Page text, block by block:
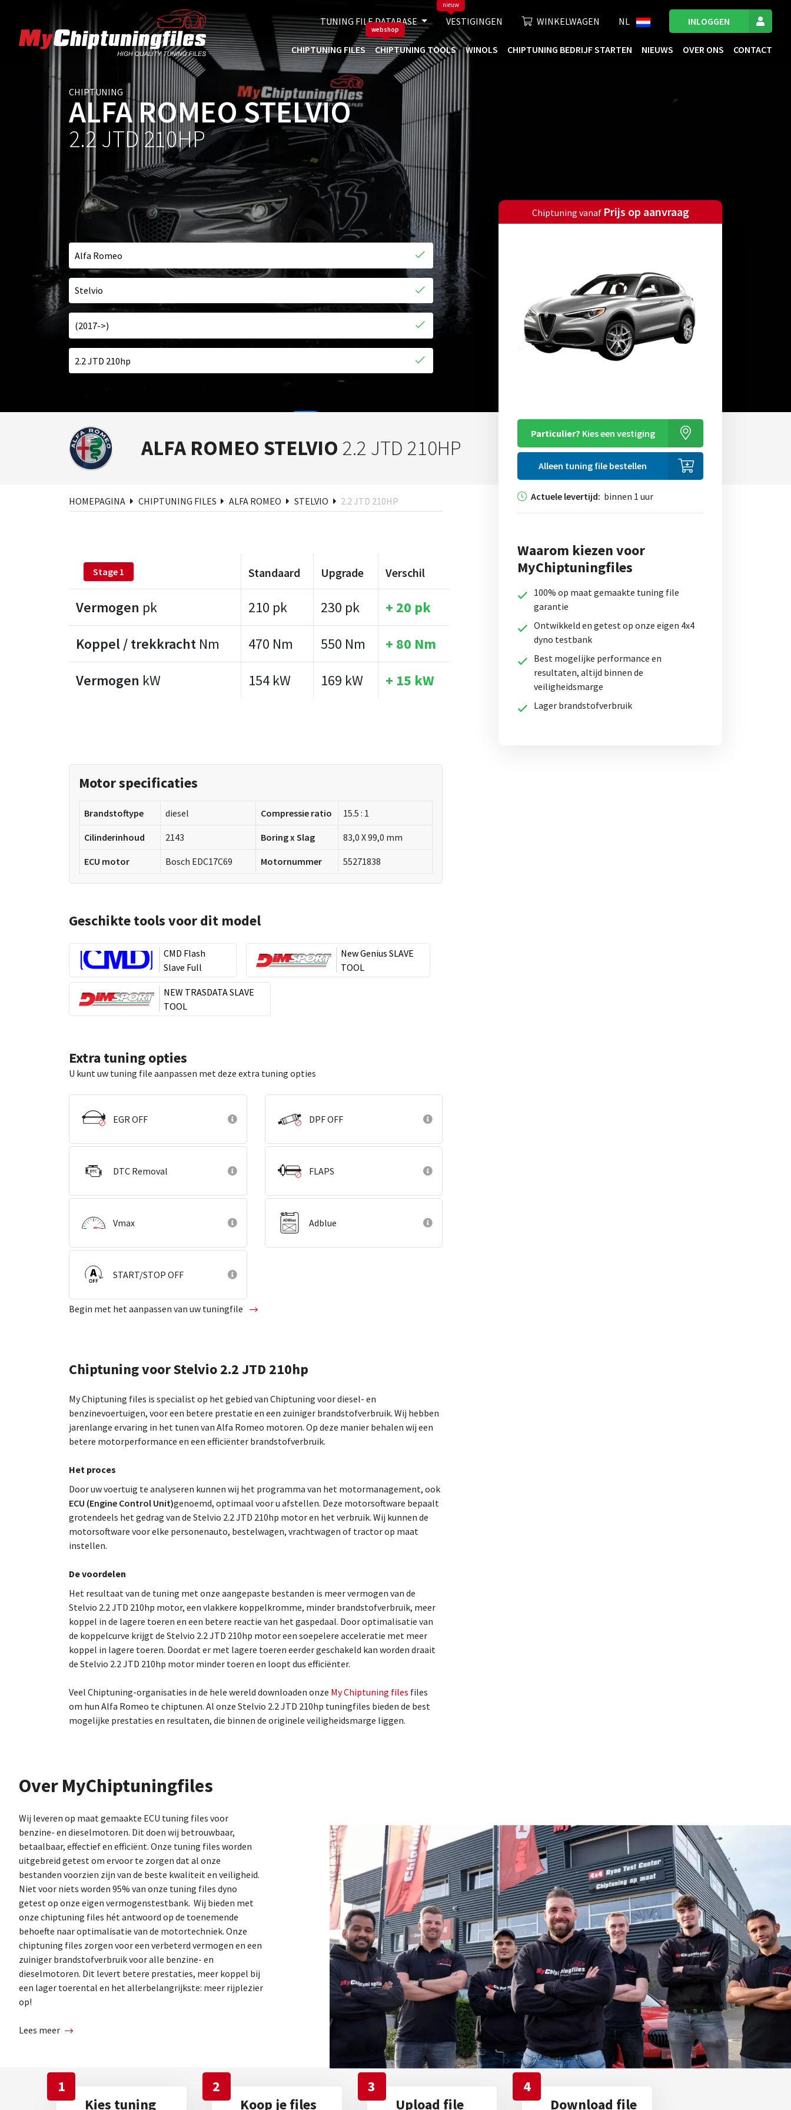
TUNING FILE DATABASE VESTIGINGEN
nieuw
WINKELWAGEN NL INLOGGEN
CHIPTUNING FILES CHIPTUNING TOOLS
webshop
WINOLS CHIPTUNING BEDRIJF STARTEN NIEUWS OVER ONS CONTACT
CHIPTUNING
ALFA ROMEO STELVIO
2.2 JTD 210HP
Zoeken
Chiptuning vanaf Prijs op aanvraag
Particulier? Kies een vestiging
Alleen tuning file bestellen
Actuele levertijd: binnen 1 uur
Waarom kiezen voor
MyChiptuningfiles
100% op maat gemaakte tuning file
garantie
Ontwikkeld en getest op onze eigen 4x4
dyno testbank
Best mogelijke performance en
resultaten, altijd binnen de
veiligheidsmarge
Lager brandstofverbruik
ALFA ROMEO STELVIO 2.2 JTD 210HP
HOMEPAGINA CHIPTUNING FILES ALFA ROMEO STELVIO 2.2 JTD 210HP
Stage 1 Standaard Upgrade Verschil
Vermogen pk 210 pk 230 pk
+ 20 pk
Koppel / trekkracht Nm 470 Nm 550 Nm
+ 80 Nm
Vermogen kW 154 kW 169 kW + 15 kW
Motor specificaties
Brandstoftype diesel Compressie ratio 15.5 : 1
Cilinderinhoud 2143 Boring x Slag 83,0 X 99,0 mm
ECU motor Bosch EDC17C69 Motornummer 55271838
Geschikte tools voor dit model
CMD Flash
Slave Full
New Genius SLAVE
TOOL
NEW TRASDATA SLAVE
TOOL
Extra tuning opties
U kunt uw tuning file aanpassen met deze extra tuning opties
EGR OFF DPF OFF
DTC Removal FLAPS
Vmax Adblue
START/STOP OFF
Begin met het aanpassen van uw tuningfile
Chiptuning voor Stelvio 2.2 JTD 210hp
My Chiptuning files is specialist op het gebied van Chiptuning voor diesel- en
benzinevoertuigen, voor een betere prestatie en een zuiniger brandstofverbruik. Wij hebben
jarenlange ervaring in het tunen van Alfa Romeo motoren. Op deze manier behalen wij een
betere motorperformance en een efficiënter brandstofverbruik.
Het proces
Door uw voertuig te analyseren kunnen wij het programma van het motormanagement, ook
ECU (Engine Control Unit)genoemd, optimaal voor u afstellen. Deze motorsoftware bepaalt
grotendeels het gedrag van de Stelvio 2.2 JTD 210hp motor en het verbruik. Wij kunnen de
motorsoftware voor elke personenauto, bestelwagen, vrachtwagen of tractor op maat
instellen.
De voordelen
Het resultaat van de tuning met onze aangepaste bestanden is meer vermogen van de
Stelvio 2.2 JTD 210hp motor, een vlakkere koppelkromme, minder brandstofverbruik, meer
koppel in de lagere toeren en een betere reactie van het gaspedaal. Door optimalisatie van
de koppelcurve krijgt de Stelvio 2.2 JTD 210hp motor een soepelere acceleratie met meer
koppel in lagere toeren. Doordat er met lagere toeren eerder geschakeld kan worden draait
de Stelvio 2.2 JTD 210hp motor minder toeren en loopt dus efficiënter.
Veel Chiptuning-organisaties in de hele wereld downloaden onze My Chiptuning files files
om hun Alfa Romeo te chiptunen. Al onze Stelvio 2.2 JTD 210hp tuningfiles bieden de best
mogelijke prestaties en resultaten, die binnen de originele veiligheidsmarge liggen.
Over MyChiptuningfiles
Wij leveren op maat gemaakte ECU tuning files voor
benzine- en dieselmotoren. Dit doen wij betrouwbaar,
betaalbaar, effectief en efficiënt. Onze tuning files worden
uitgebreid getest om ervoor te zorgen dat al onze
bestanden voorzien zijn van de beste kwaliteit en veiligheid.
Niet voor niets worden 95% van onze tuning files dyno
getest op onze eigen vermogenstestbank. Wij bieden met
onze chiptuning files hét antwoord op de toenemende
behoefte naar optimalisatie van de motortechniek. Onze
chiptuning files zorgen voor een verbeterd vermogen en een
zuiniger brandstofverbruik voor alle benzine- en
dieselmotoren. Dit levert betere prestaties, meer koppel bij
een lager toerental en het allerbelangrijkste: meer rijplezier
op!
Lees meer
1
Kies tuning
2
Koop je files
3
Upload file
4
Download file